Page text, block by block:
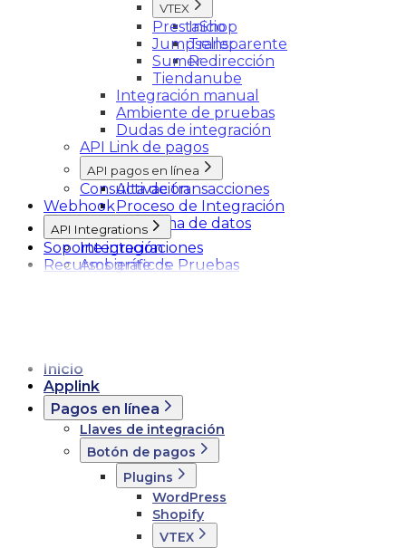
VTEX
Inicio
Transparente
Redirección
PrestaShop
Jumpseller
Sumer
Tiendanube
Integración manual
Ambiente de pruebas
Dudas de integración
API Link de pagos
API pagos en línea
Activación
Proceso de Integración
Esquema de datos
Consulta de transacciones
Webhook
API Integrations
Integración
Ambiente de Pruebas
Soporte integraciones
Recursos gráficos
Inicio
Applink
Pagos en línea
Llaves de integración
Botón de pagos
Plugins
WordPress
Shopify
VTEX